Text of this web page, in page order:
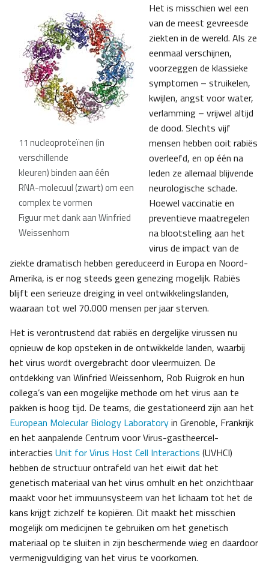
11 nucleoproteïnen (in
verschillende
kleuren) binden aan één
RNA-molecuul (zwart) om een
complex te vormen
Figuur met dank aan Winfried
Weissenhorn
Het is misschien wel een
van de meest gevreesde
ziekten in de wereld. Als ze
eenmaal verschijnen,
voorzeggen de klassieke
symptomen – struikelen,
kwijlen, angst voor water,
verlamming – vrijwel altijd
de dood. Slechts vijf
mensen hebben ooit rabiës
overleefd, en op één na
leden ze allemaal blijvende
neurologische schade.
Hoewel vaccinatie en
preventieve maatregelen
na blootstelling aan het
virus de impact van de
ziekte dramatisch hebben gereduceerd in Europa en Noord-
Amerika, is er nog steeds geen genezing mogelijk. Rabiës
blijft een serieuze dreiging in veel ontwikkelingslanden,
waaraan tot wel 70.000 mensen per jaar sterven.
Het is verontrustend dat rabiës en dergelijke virussen nu
opnieuw de kop opsteken in de ontwikkelde landen, waarbij
het virus wordt overgebracht door vleermuizen. De
ontdekking van Winfried Weissenhorn, Rob Ruigrok en hun
collega’s van een mogelijke methode om het virus aan te
pakken is hoog tijd. De teams, die gestationeerd zijn aan het
European Molecular Biology Laboratoryin Grenoble, Frankrijk
en het aanpalende Centrum voor Virus-gastheercel-
interacties Unit for Virus Host Cell Interactions (UVHCI)
hebben de structuur ontrafeld van het eiwit dat het
genetisch materiaal van het virus omhult en het onzichtbaar
maakt voor het immuunsysteem van het lichaam tot het de
kans krijgt zichzelf te kopiëren. Dit maakt het misschien
mogelijk om medicijnen te gebruiken om het genetisch
materiaal op te sluiten in zijn beschermende wieg en daardoor
vermenigvuldiging van het virus te voorkomen.